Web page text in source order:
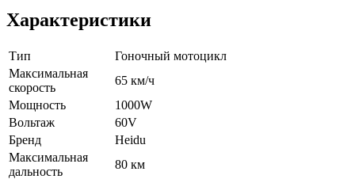
Характеристики
Тип
Гоночный мотоцикл
Максимальная
скорость
65 км/ч
Мощность
1000W
Вольтаж
60V
Бренд
Heidu
Максимальная
дальность
80 км